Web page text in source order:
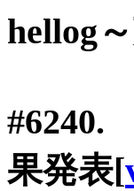
hellog
#6240.
果発表[